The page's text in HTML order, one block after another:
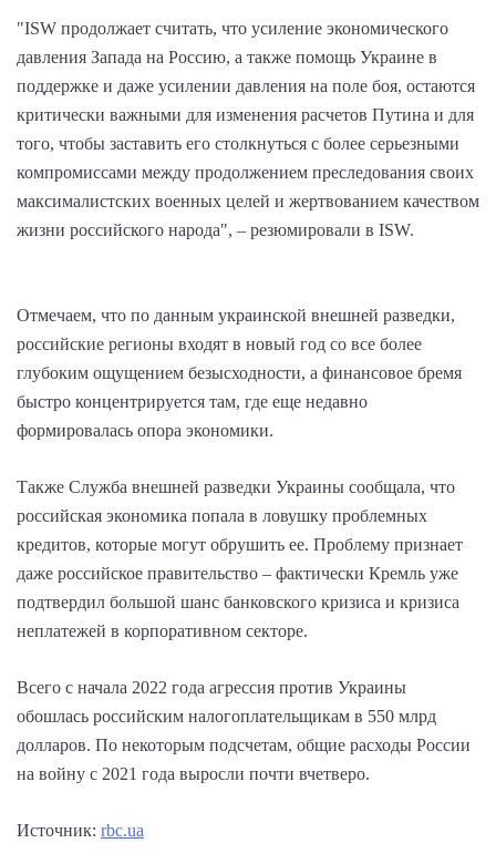
"ISW продолжает считать, что усиление экономического
давления Запада на Россию, а также помощь Украине в
поддержке и даже усилении давления на поле боя, остаются
критически важными для изменения расчетов Путина и для
того, чтобы заставить его столкнуться с более серьезными
компромиссами между продолжением преследования своих
максималистских военных целей и жертвованием качеством
жизни российского народа", – резюмировали в ISW.
Отмечаем, что по данным украинской внешней разведки,
российские регионы входят в новый год со все более
глубоким ощущением безысходности, а финансовое бремя
быстро концентрируется там, где еще недавно
формировалась опора экономики.
Также Служба внешней разведки Украины сообщала, что
российская экономика попала в ловушку проблемных
кредитов, которые могут обрушить ее. Проблему признает
даже российское правительство – фактически Кремль уже
подтвердил большой шанс банковского кризиса и кризиса
неплатежей в корпоративном секторе.
Всего с начала 2022 года агрессия против Украины
обошлась российским налогоплательщикам в 550 млрд
долларов. По некоторым подсчетам, общие расходы России
на войну с 2021 года выросли почти вчетверо.
Источник: rbc.ua